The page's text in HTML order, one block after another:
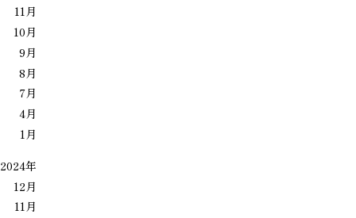
11月
10月
9月
8月
7月
4月
1月
2024年
12月
11月